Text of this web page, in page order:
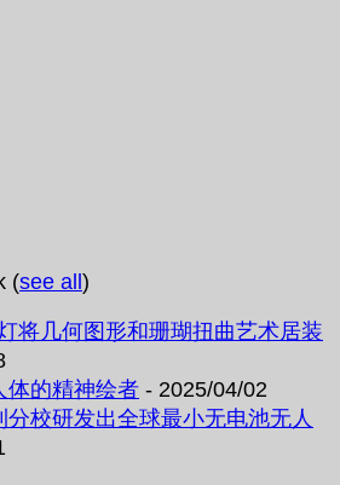
(see all )
将几何图形和珊瑚扭曲艺术居装
体的精神绘者 - 2025/04/02
分校研发出全球最小无电池无人